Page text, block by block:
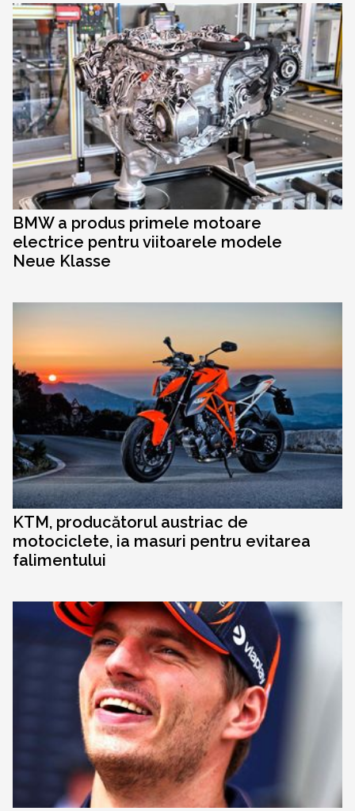
BMW a produs primele motoare
electrice pentru viitoarele modele
Neue Klasse
KTM, producătorul austriac de
motociclete, ia masuri pentru evitarea
falimentului